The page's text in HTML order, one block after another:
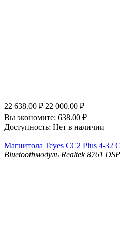
22 638.00 ₽ 22 000.00 ₽
Вы экономите: 638.00 ₽
Доступность: Нет в наличии
Магнитола Teyes CC2 Plus 4-32
Bluetoothмодуль Realtek 8761 DSP